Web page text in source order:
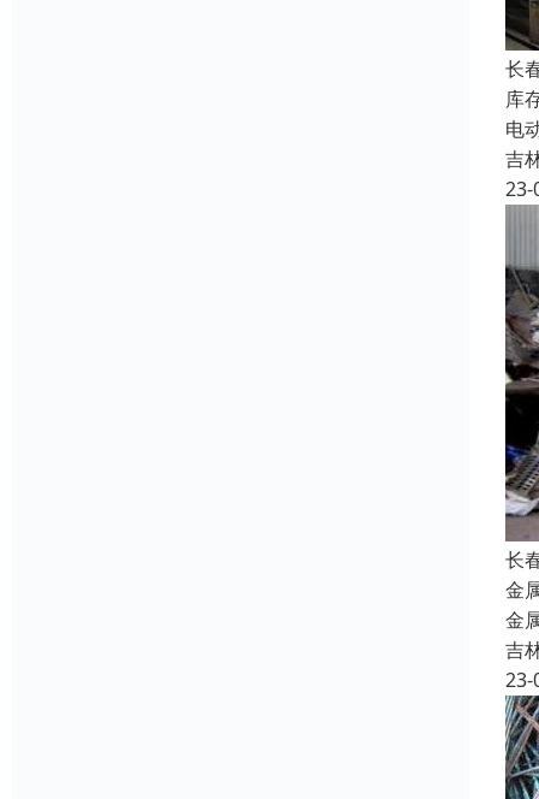
长
库
电
吉
23-
长
金
金
吉
23-